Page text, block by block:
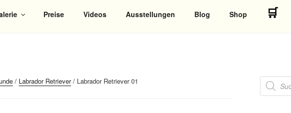
Preise Videos Ausstellungen Blog Shop 🛒
/ Labrador Retriever/ Labrador Retriever 01 Products
search